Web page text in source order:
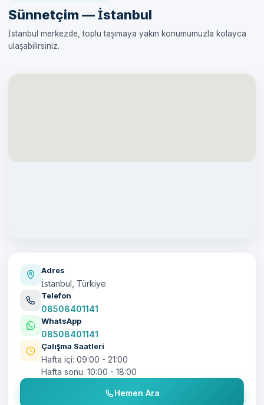
Sünnetçim — İstanbul
İstanbul merkezde, toplu taşımaya yakın konumumuzla kolayca
ulaşabilirsiniz.
Adres
İstanbul, Türkiye
Telefon
08508401141
WhatsApp
08508401141
Çalışma Saatleri
Hafta içi: 09:00 - 21:00
Hafta sonu: 10:00 - 18:00
Hemen Ara